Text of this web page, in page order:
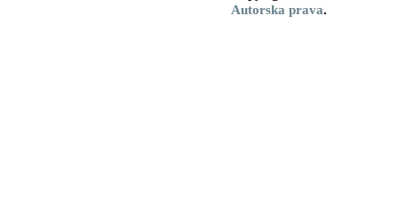
Autorska prava.